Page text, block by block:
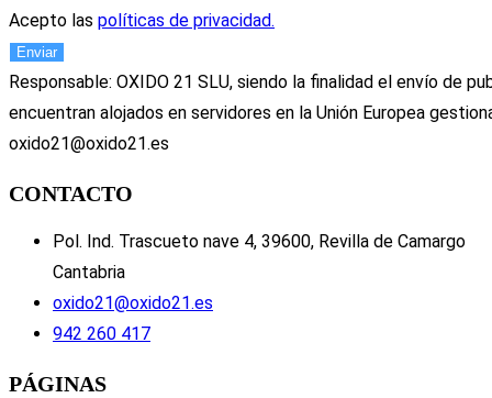
Acepto las políticas de privacidad.
Enviar
Responsable: OXIDO 21 SLU, siendo la finalidad el envío de
encuentran alojados en servidores en la Unión Europea
oxido21@oxido21.es
CONTACTO
Pol. Ind. Trascueto nave 4, 39600, Revilla de Camargo
Cantabria
oxido21@oxido21.es
942 260 417
PÁGINAS